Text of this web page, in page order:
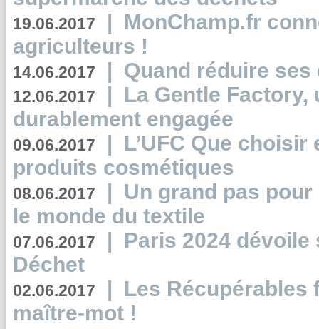
19.06.2017 | MonChamp.fr
agriculteurs !
14.06.2017 | Quand réduire
12.06.2017 | La Gentle
durablement engagée
09.06.2017 | L’UFC Que
produits cosmétiques
08.06.2017 | Un grand pas
le monde du textile
07.06.2017 | Paris 2024
Déchet
02.06.2017 | Les Récupérables
maître-mot !